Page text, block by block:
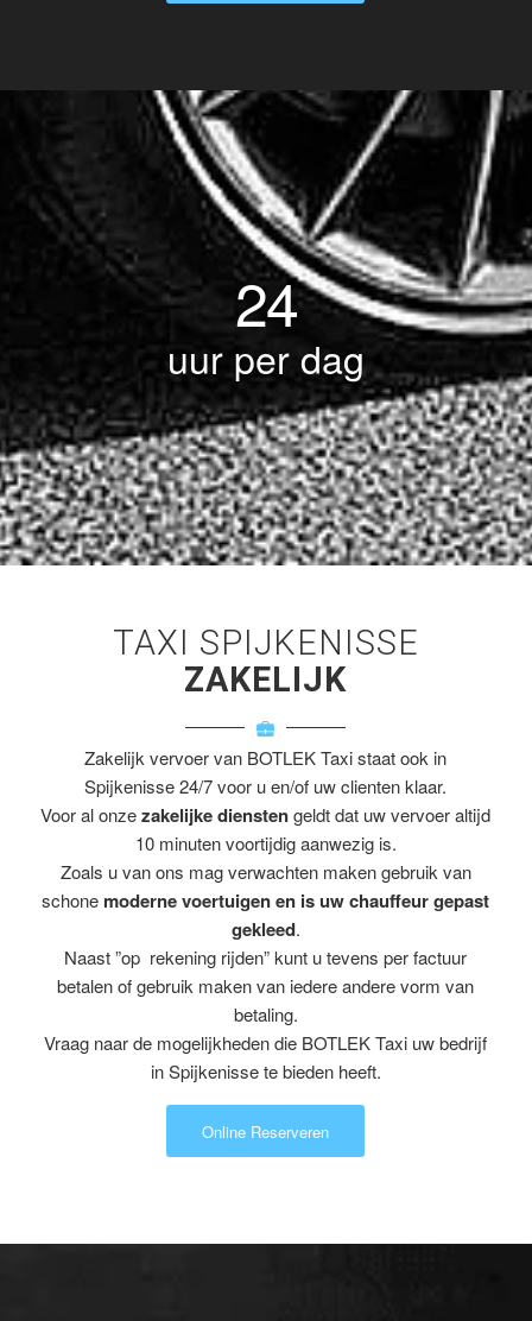
24
uur per dag
TAXI SPIJKENISSE
ZAKELIJK
Zakelijk vervoer van BOTLEK Taxi staat ook in
Spijkenisse 24/7 voor u en/of uw clienten klaar.
Voor al onzezakelijke dienstengeldt dat uw vervoer altijd
10 minuten voortijdig aanwezig is.
Zoals u van ons mag verwachten maken gebruik van
schone moderne voertuigen en is uw chauffeur gepast
gekleed.
Naast ”op rekening rijden” kunt u tevens per factuur
betalen of gebruik maken van iedere andere vorm van
betaling.
Vraag naar de mogelijkheden die BOTLEK Taxi uw bedrijf
in Spijkenisse te bieden heeft.
Online Reserveren